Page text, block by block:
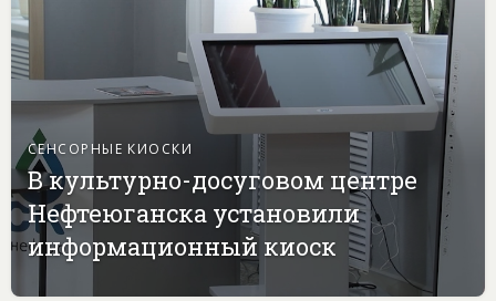
СЕНСОРНЫЕ КИОСКИ
В культурно-досуговом центре
Нефтеюганска установили
информационный киоск